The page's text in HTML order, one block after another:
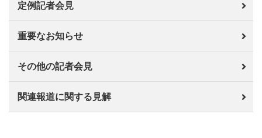
定例記者会見
重要なお知らせ
その他の記者会見
関連報道に関する見解